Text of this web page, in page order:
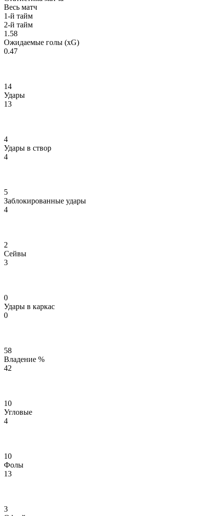
Весь матч
1-й тайм
2-й тайм
1.58
Ожидаемые голы (xG)
0.47
14
Удары
13
4
Удары в створ
4
5
Заблокированные удары
4
2
Сейвы
3
0
Удары в каркас
0
58
Владение %
42
10
Угловые
4
10
Фолы
13
3